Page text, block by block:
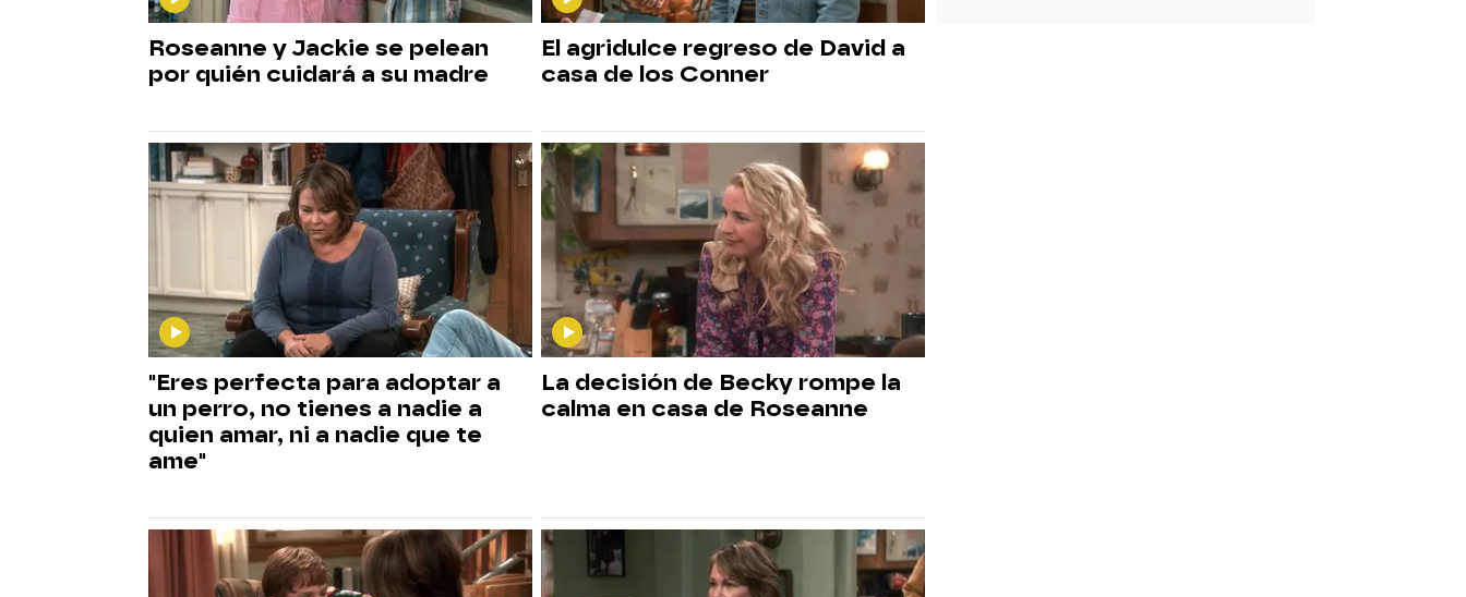
Roseanne y Jackie se pelean
por quién cuidará a su madre
El agridulce regreso de David a
casa de los Conner
"Eres perfecta para adoptar a
un perro, no tienes a nadie a
quien amar, ni a nadie que te
ame"
La decisión de Becky rompe la
calma en casa de Roseanne